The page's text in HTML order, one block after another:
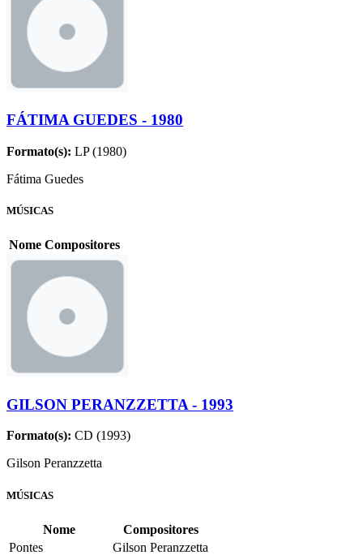
FÁTIMA GUEDES - 1980
Formato(s): LP (1980)
Fátima Guedes
MÚSICAS
Nome Compositores
GILSON PERANZZETTA - 1993
Formato(s): CD (1993)
Gilson Peranzzetta
MÚSICAS
Nome
Compositores
Pontes
Gilson Peranzzetta